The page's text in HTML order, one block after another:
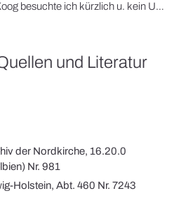
"'Den Adolf Hitler Koog besuchte ich kürzlich u. kein Unkraut fand ich u. so muß es auch werden im Reiche Adolf Hitlers unseres Führers. Unser Heiland war auf die Erde gekommen mit brennender Liebe im Herzen zu den Menschen u. unser Führer kam mit der brennenden Liebe zu seinem Deutschland aus dem Felde zurück' – so predigt Pastor Redeker in Stellau – einer kl. Kirchengemeinde in Schl. Holstein. 'Unser Heiland predigte das Gleichnis vom Säemann u. unser Führer sagte 'Gebt mir 4 Jahre Zeit u. streut Tag für Tag den Samen der Volksgemeinschaft' u. auf den Knien sollen wir dem Herrgott danken, daß er uns diesen Säemann gegeben hat.' Vor der Machtübernahme sprach H.[err] P.[astor] R.[edeker] 'Heil dem Menschen, der Deutschland frei macht' u. meinte unseren Führer. Könnte ein solcher Pastor dem Vaterlande nicht mehr dienen? Von diesem Schreiben weiß Herr Redeker bestimmt nichts, auch würde er es sehr missbilligen."
und Literatur
der Nordkirche, 16.20.0
Nr. 981
Holstein, Abt. 460 Nr. 7243